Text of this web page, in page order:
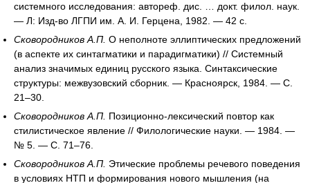
системного исследования: автореф. дис. … докт. филол. наук.
— Л: Изд-во ЛГПИ им. А. И. Герцена, 1982. — 42 с.
Сковородников А.П. О неполноте эллиптических предложений
(в аспекте их синтагматики и парадигматики) // Системный
анализ значимых единиц русского языка. Синтаксические
структуры: межвузовский сборник. — Красноярск, 1984. — С.
21–30.
Сковородников А.П. Позиционно-лексический повтор как
стилистическое явление // Филологические науки. — 1984. —
№ 5. — С. 71–76.
Сковородников А.П. Этические проблемы речевого поведения
в условиях НТП и формирования нового мышления (на